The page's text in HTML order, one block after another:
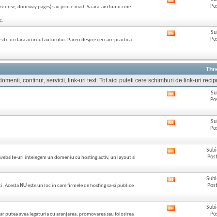
doorway pages) sau prin e-mail. Sa aratam lumii cine
uri fara acordul autorului. Pareri despre cei care practica
acestui
continut, servicii, link-uri text. Tot aici puteti cere schimburi de link-uri
ul
ul
uri intelegem un domeniu cu hosting activ, un layout si
ul
Acesta NUeste un loc in care firmele de hosting sa-si publice
ul
avea legaturia cu aranjarea, promovarea sau folosirea